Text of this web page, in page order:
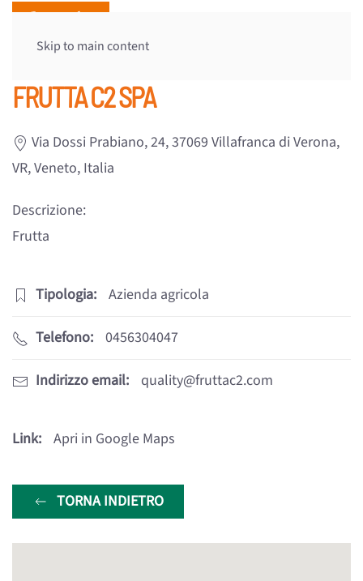
Skip to main content
FRUTTA C2 SPA
Via Dossi Prabiano, 24, 37069 Villafranca di Verona,
VR, Veneto, Italia
Descrizione:
Frutta
Tipologia: Azienda agricola
Telefono: 0456304047
Indirizzo email: quality@fruttac2.com
Link: Apri in Google Maps
TORNA INDIETRO